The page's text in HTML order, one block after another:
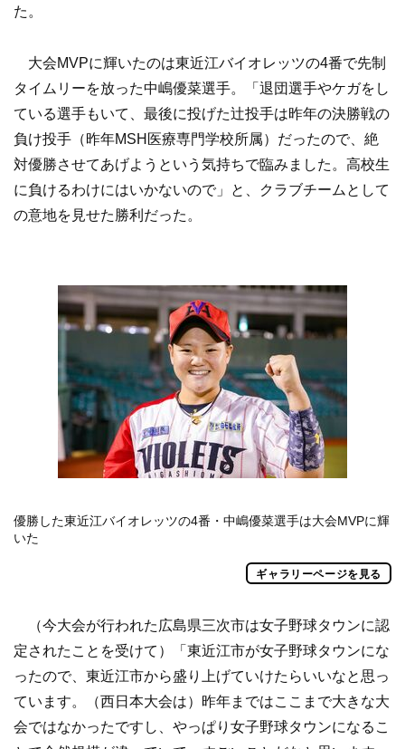
た。
大会MVPに輝いたのは東近江バイオレッツの4番で先制
タイムリーを放った中嶋優菜選手。「退団選手やケガをし
ている選手もいて、最後に投げた辻投手は昨年の決勝戦の
負け投手（昨年MSH医療専門学校所属）だったので、絶
対優勝させてあげようという気持ちで臨みました。高校生
に負けるわけにはいかないので」と、クラブチームとして
の意地を見せた勝利だった。
優勝した東近江バイオレッツの4番・中嶋優菜選手は大会MVPに輝
いた
ギャラリーページを見る
（今大会が行われた広島県三次市は女子野球タウンに認
定されたことを受けて）「東近江市が女子野球タウンにな
ったので、東近江市から盛り上げていけたらいいなと思っ
ています。（西日本大会は）昨年まではここまで大きな大
会ではなかったですし、やっぱり女子野球タウンになるこ